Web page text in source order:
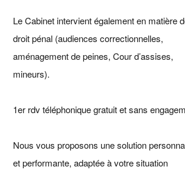
Le Cabinet intervient également en matière
droit pénal (audiences correctionnelles,
aménagement de peines, Cour d’assises,
mineurs).
1er rdv téléphonique gratuit et sans
Nous vous proposons une solution
et performante, adaptée à votre situation